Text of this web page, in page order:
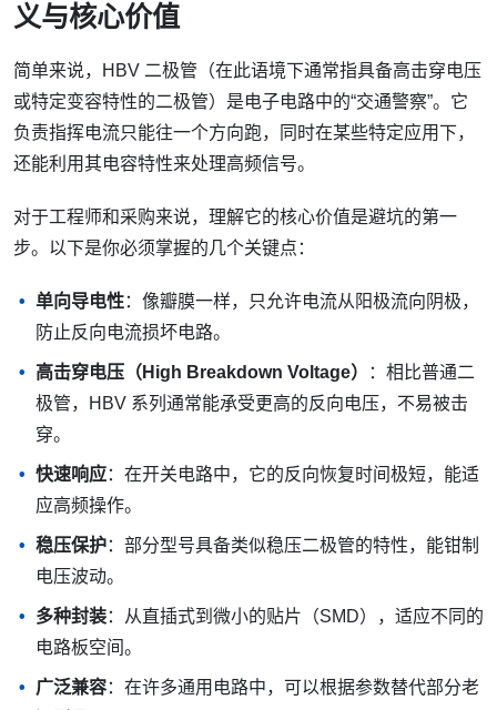
义与核心价值
简单来说，HBV 二极管（在此语境下通常指具备高击穿电压
或特定变容特性的二极管）是电子电路中的“交通警察”。它
负责指挥电流只能往一个方向跑，同时在某些特定应用下，
还能利用其电容特性来处理高频信号。
对于工程师和采购来说，理解它的核心价值是避坑的第一
步。以下是你必须掌握的几个关键点：
单向导电性：像瓣膜一样，只允许电流从阳极流向阴极，
防止反向电流损坏电路。
高击穿电压（High Breakdown Voltage）
：相比普通二
极管，HBV 系列通常能承受更高的反向电压，不易被击
穿。
快速响应：在开关电路中，它的反向恢复时间极短，能适
应高频操作。
稳压保护：部分型号具备类似稳压二极管的特性，能钳制
电压波动。
多种封装：从直插式到微小的贴片（SMD），适应不同的
电路板空间。
广泛兼容：在许多通用电路中，可以根据参数替代部分老